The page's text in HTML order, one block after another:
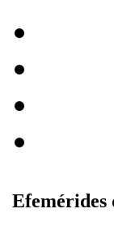
Efemérides